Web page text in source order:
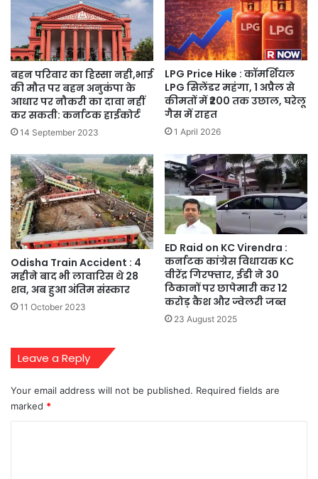
बहन परिवार का हिस्सा नही,भाई
की मौत पर बहन अनुकंपा के
आधार पर नौकरी का दावा नहीं
कर सकती: कर्नाटक हाईकोर्ट
14 September 2023
LPG Price Hike : कॉमर्शियल
LPG सिलेंडर महंगा, 1 अप्रैल से
कीमतों में ₹200 तक उछाल, घरेलू
गैस में राहत
1 April 2026
Odisha Train Accident : 4
महीने बाद भी लावारिस थे 28
शव, अब हुआ अंतिम संस्कार
11 October 2023
ED Raid on KC Virendra :
कर्नाटक कांग्रेस विधायक KC
वीरेंद्र गिरफ्तार, ईडी ने 30
ठिकानों पर छापेमारी कर 12
करोड़ कैश और ज्वेलरी जब्त
23 August 2025
Leave a Reply
Your email address will not be published. Required fields are
marked *